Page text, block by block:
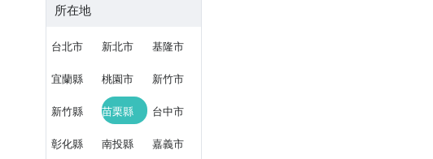
所在地
台北市 新北市 基隆市
宜蘭縣 桃園市 新竹市
新竹縣 苗栗縣 台中市
彰化縣 南投縣 嘉義市